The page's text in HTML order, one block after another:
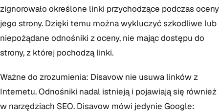
zignorowało określone linki przychodzące podczas oceny
jego strony. Dzięki temu można wykluczyć szkodliwe lub
niepożądane odnośniki z oceny, nie mając dostępu do
strony, z której pochodzą linki.
Ważne do zrozumienia: Disavow nie usuwa linków z
Internetu. Odnośniki nadal istnieją i pojawiają się również
w narzędziach SEO. Disavow mówi jedynie Google: